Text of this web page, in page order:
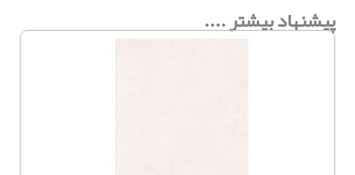
پیشنهاد بیشتر ....